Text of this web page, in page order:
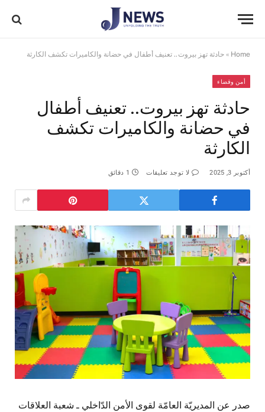
Home
» حادثة تهز بيروت.. تعنيف أطفال في حضانة والكاميرات تكشف الكارثة
أمن وقضاء
حادثة تهز بيروت.. تعنيف أطفال
في حضانة والكاميرات تكشف
الكارثة
أكتوبر 3, 2025 لا توجد تعليقات 1 دقائق
صدر عن المديريّة العامّة لقوى الأمن الدّاخلي ـ شعبة العلاقات